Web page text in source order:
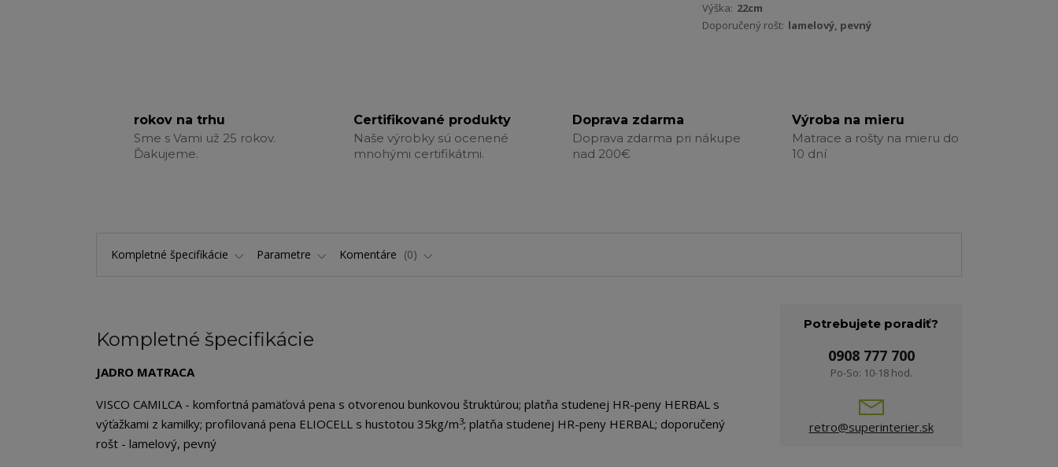
Výška: 22cm
Doporučený rošt: lamelový, pevný
rokov na trhu
Sme s Vami už 25 rokov.
Ďakujeme.
Certifikované produkty
Naše výrobky sú ocenené
mnohými certifikátmi.
Doprava zdarma
Doprava zdarma pri nákupe
nad 200€
Výroba na mieru
Matrace a rošty na mieru do
10 dní
Kompletné špecifikácie Parametre Komentáre 0
Kompletné špecifikácie
JADRO MATRACA
VISCO CAMILCA - komfortná pamäťová pena s otvorenou bunkovou štruktúrou; platňa studenej HR-peny HERBAL s
výťažkami z kamilky; profilovaná pena ELIOCELL s hustotou 35kg/m3; platňa studenej HR-peny HERBAL; doporučený
rošt - lamelový, pevný
Potrebujete poradiť?
0908 777 700
Po-So: 10-18 hod.
retro@superinterier.sk